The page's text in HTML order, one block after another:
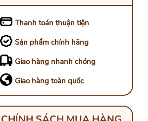
Thanh toán thuận tiện
Sản phẩm chính hãng
Giao hàng nhanh chóng
Giao hàng toàn quốc